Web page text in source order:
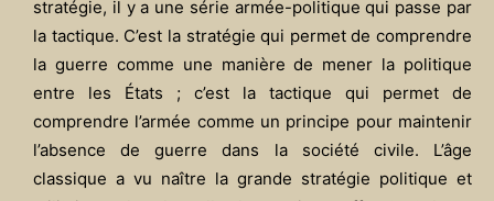
stratégie, il y a une série armée-politique qui passe par
la tactique. C’est la stratégie qui permet de comprendre
la guerre comme une manière de mener la politique
entre les États ; c’est la tactique qui permet de
comprendre l’armée comme un principe pour maintenir
l’absence de guerre dans la société civile. L’âge
classique a vu naître la grande stratégie politique et